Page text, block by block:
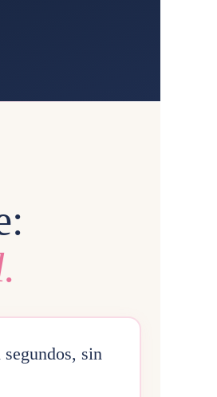
sin